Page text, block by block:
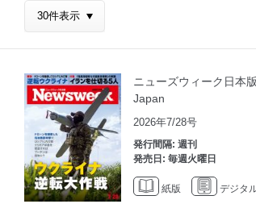
ニューズウィーク日本
Japan
2026年7/28号
発行間隔: 週刊
発売日: 毎週火曜日
紙版 デジタ